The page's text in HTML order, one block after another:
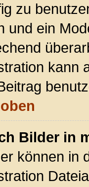
zu
und ein
kann
Bilder in
können in